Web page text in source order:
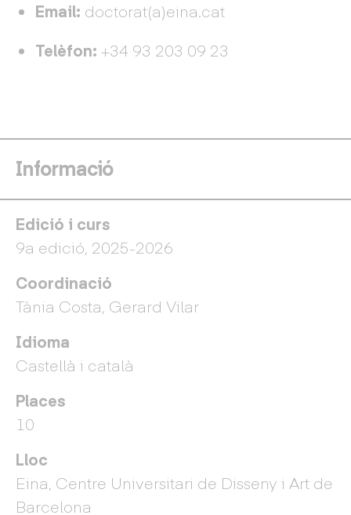
Email: doctorat(a)eina.cat
Telèfon: +34 93 203 09 23
Informació
Edició i curs
9a edició, 2025-2026
Coordinació
Tània Costa, Gerard Vilar
Idioma
Castellà i català
Places
10
Lloc
Eina, Centre Universitari de Disseny i Art de
Barcelona